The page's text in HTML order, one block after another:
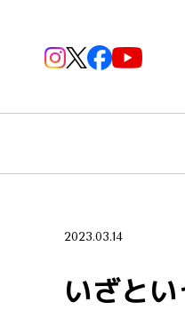
2023.03.14
いざと